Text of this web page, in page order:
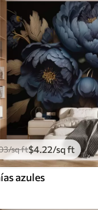
/sq ft$4.22/sq ft
azules